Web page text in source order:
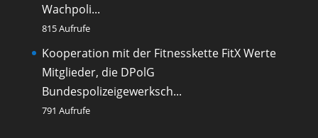
Wachpoli...
815 Aufrufe
Kooperation mit der Fitnesskette FitXWerte
Mitglieder, die DPolG
Bundespolizeigewerksch...
791 Aufrufe